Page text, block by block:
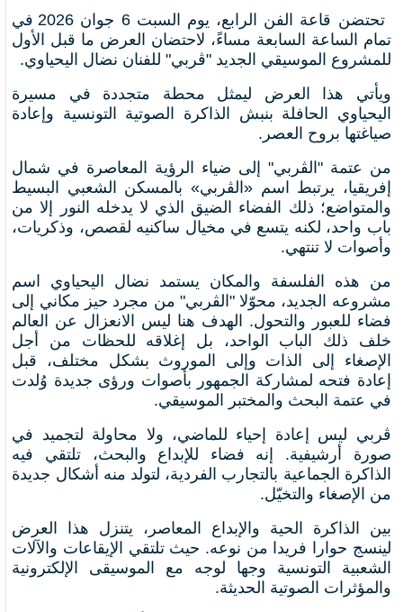
​تحتضن قاعة الفن الرابع، يوم السبت 6 جوان 2026 في
تمام الساعة السابعة مساءً، لاحتضان العرض ما قبل الأول
للمشروع الموسيقي الجديد "ڤربي" للفنان نضال اليحياوي.
ويأتي هذا العرض ليمثل محطة متجددة في مسيرة
اليحياوي الحافلة بنبش الذاكرة الصوتية التونسية وإعادة
صياغتها بروح العصر. ​
من عتمة "الڤربي" إلى ضياء الرؤية المعاصرة ​في شمال
إفريقيا، يرتبط اسم «الڤربي» بالمسكن الشعبي البسيط
والمتواضع؛ ذلك الفضاء الضيق الذي لا يدخله النور إلا من
باب واحد، لكنه يتسع في مخيال ساكنيه لقصص، وذكريات،
وأصوات لا تنتهي.
من هذه الفلسفة والمكان يستمد نضال اليحياوي اسم
مشروعه الجديد، محوّلا "الڤربي" من مجرد حيز مكاني إلى
فضاء للعبور والتحول. ​الهدف هنا ليس الانعزال عن العالم
خلف ذلك الباب الواحد، بل إغلاقه للحظات من أجل
الإصغاء إلى الذات وإلى الموروث بشكل مختلف، قبل
إعادة فتحه لمشاركة الجمهور بأصوات ورؤى جديدة وُلدت
في عتمة البحث والمختبر الموسيقي.
​ڤربي ليس إعادة إحياء للماضي، ولا محاولة لتجميد في
صورة أرشيفية. إنه فضاء للإبداع والبحث، تلتقي فيه
الذاكرة الجماعية بالتجارب الفردية، لتولد منه أشكال جديدة
من الإصغاء والتخيّل. ​
​بين الذاكرة الحية والإبداع المعاصر، يتنزل هذا العرض
لينسج حوارا فريدا من نوعه. حيث تلتقي الإيقاعات والآلات
الشعبية التونسية وجها لوجه مع الموسيقى الإلكترونية
والمؤثرات الصوتية الحديثة.